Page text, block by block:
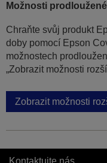
Možnosti
Chraňte svůj produkt
doby pomocí Epson
možnostech
„Zobrazit možnosti
Zobrazit možnosti